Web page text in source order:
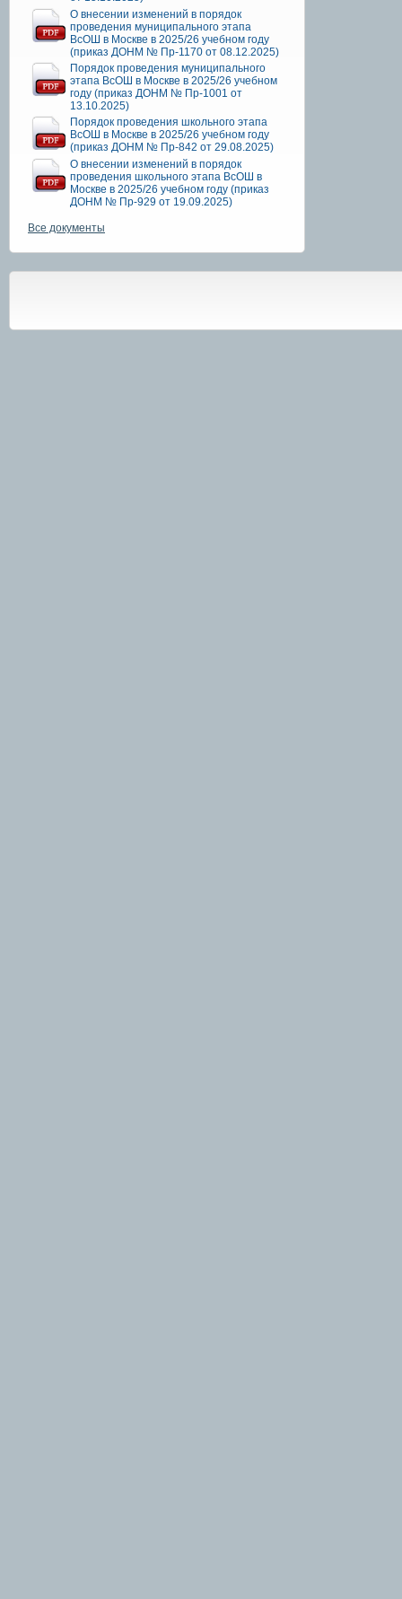
О внесении изменений в порядок
проведения муниципального этапа
ВсОШ в Москве в 2025/26 учебном году
(приказ ДОНМ № Пр-1170 от 08.12.2025)
Порядок проведения муниципального
этапа ВсОШ в Москве в 2025/26 учебном
году (приказ ДОНМ № Пр-1001 от
13.10.2025)
Порядок проведения школьного этапа
ВсОШ в Москве в 2025/26 учебном году
(приказ ДОНМ № Пр-842 от 29.08.2025)
О внесении изменений в порядок
проведения школьного этапа ВсОШ в
Москве в 2025/26 учебном году (приказ
ДОНМ № Пр-929 от 19.09.2025)
Все документы